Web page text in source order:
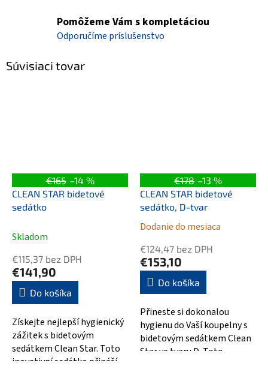
Pomôžeme Vám s kompletáciou
Odporučíme príslušenstvo
Súvisiaci tovar
€165 –14 %
CLEAN STAR bidetové
sedátko
Skladom
€115,37 bez DPH
€141,90
Do košíka
Získejte nejlepší hygienický
zážitek s bidetovým
sedátkem Clean Star. Toto
inovativní sedátko přináší
€178 –13 %
CLEAN STAR bidetové
sedátko, D-tvar
Priemerné
hodnotenie
produktu
je
5,0
z
5
hviezdičiek.
Dodanie do mesiaca
€124,47 bez DPH
€153,10
Do košíka
Přineste si dokonalou
hygienu do Vaší koupelny s
bidetovým sedátkem Clean
Star ve tvaru D. Toto